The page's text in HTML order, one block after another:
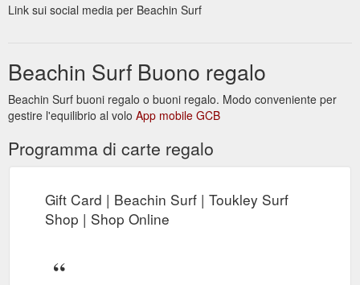
Link sui social media per Beachin Surf
Beachin Surf Buono regalo
Beachin Surf buoni regalo o buoni regalo. Modo conveniente per
gestire l'equilibrio al volo App mobile GCB
Programma di carte regalo
Gift Card | Beachin Surf | Toukley Surf
Shop | Shop Online